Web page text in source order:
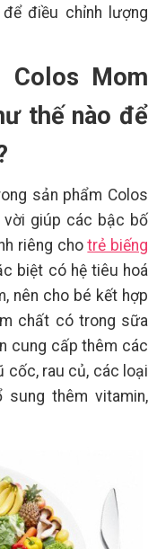
điều chỉnh lượng
Colos Mom
thế nào để
sản phẩm Colos
vời giúp các bậc bố
riêng chotrẻ biếng
biệt có hệ tiêu hoá
nên cho bé kết hợp
chất có trong sữa
cung cấp thêm các
cốc, rau củ, các loại
thêm vitamin,